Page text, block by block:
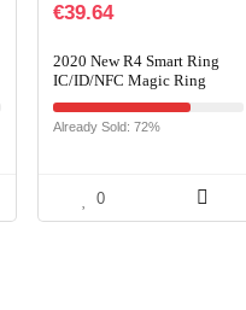
€39.64
2020 New R4 Smart Ring
IC/ID/NFC Magic Ring
Access Control Card Cloud
Smart Home Mobiele
telefoon-accessoires (voor
Already Sold: 72%
0